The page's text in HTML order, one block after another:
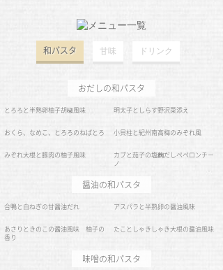
2019/07/18(Thu)
和パスタ 甘味 ドリンク
おだしの和パスタ
とろろと半熟卵柚子胡椒風味 明太子としらす野沢菜添え
おくら、なめこ、とろろのねばとろ 小貝柱と紀州南高梅のみぞれ風
みぞれ大根と豚肉の柚子風味
カブと茄子の塩麴だしペペロンチー
ノ
醤油の和パスタ
合鴨と白ねぎの甘醤油だれ アスパラと半熟卵の醤油風味
あさりときのこの醤油風味 柚子の
香り
たことしゃきしゃき大根の醤油風味
味噌の和パスタ